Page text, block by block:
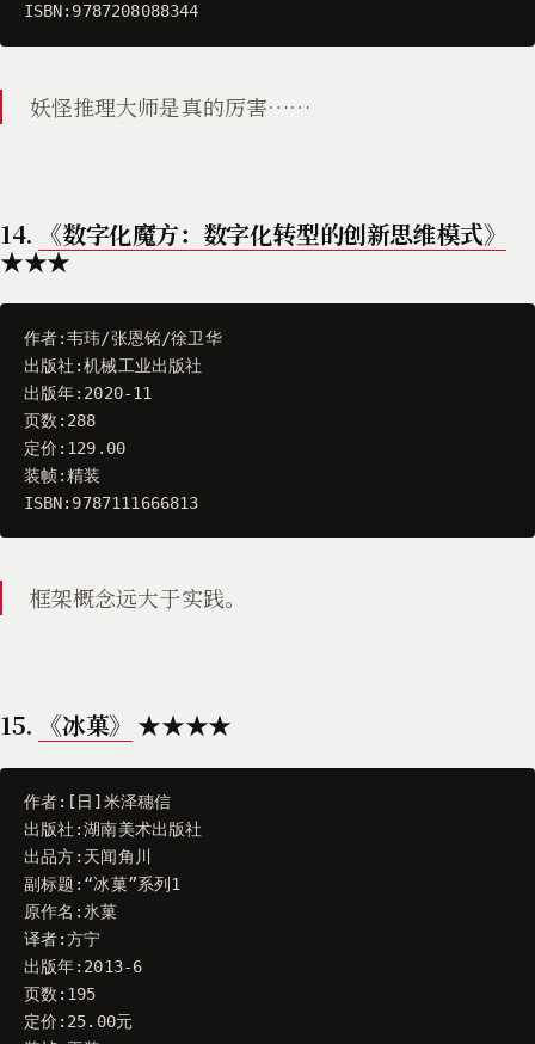
ISBN: 9787208088344
妖怪推理大师是真的厉害……
14. 《数字化魔方：数字化转型的创新思维模式》
★★★
作者:韦玮/张恩铭/徐卫华
出版社 :机械工业出版社
出版年: 2020-11
页数 : 288
定价 : 129.00
装帧:精装
ISBN: 9787111666813
框架概念远大于实践。
15. 《冰菓》 ★★★★
作者:[ 日 ] 米泽穗信
出版社 :湖南美术出版社
出品方: 天闻角川
副标题 : “冰菓”系列1
原作名 : 氷菓
译者:方宁
出版年: 2013-6
页数 : 195
定价 : 25.00元